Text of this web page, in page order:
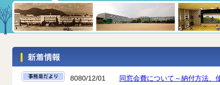
8080/12/01 同窓会費について～納付方法、